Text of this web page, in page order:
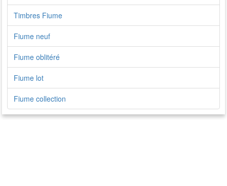
Timbres Fiume
Fiume neuf
Fiume oblitéré
Fiume lot
Fiume collection